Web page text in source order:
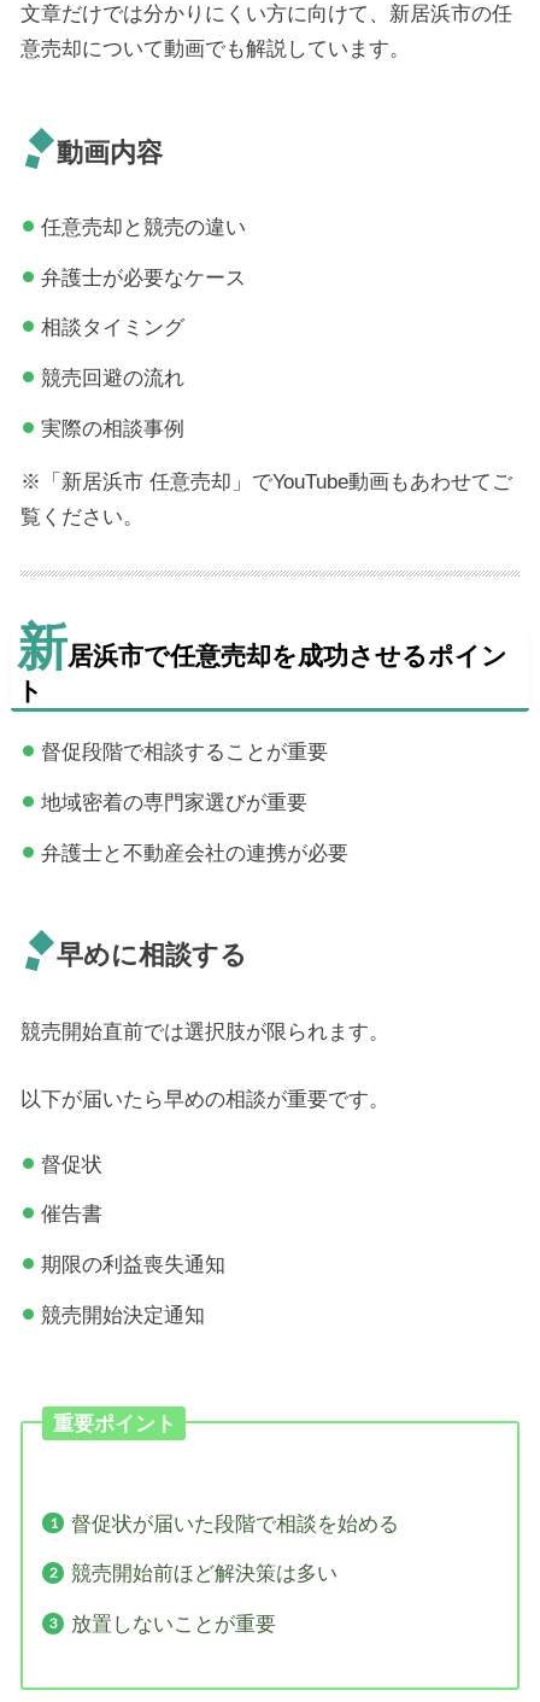
文章だけでは分かりにくい方に向けて、新居浜市の任
意売却について動画でも解説しています。
動画内容
任意売却と競売の違い
弁護士が必要なケース
相談タイミング
競売回避の流れ
実際の相談事例
※「新居浜市 任意売却」でYouTube動画もあわせてご
覧ください。
新居浜市で任意売却を成功させるポイン
ト
督促段階で相談することが重要
地域密着の専門家選びが重要
弁護士と不動産会社の連携が必要
早めに相談する
競売開始直前では選択肢が限られます。
以下が届いたら早めの相談が重要です。
督促状
催告書
期限の利益喪失通知
競売開始決定通知
重要ポイント
督促状が届いた段階で相談を始める
競売開始前ほど解決策は多い
放置しないことが重要